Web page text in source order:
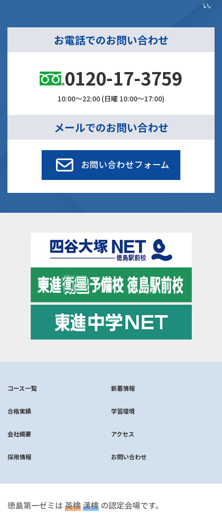
い。
お電話でのお問い合わせ
0120-17-3759
10:00～22:00 (日曜 10:00～17:00)
メールでのお問い合わせ
お問い合わせフォーム
コース一覧 新着情報
合格実績 学習環境
会社概要 アクセス
採用情報 お問い合わせ
徳島第一ゼミは 英検漢検 の認定会場です。